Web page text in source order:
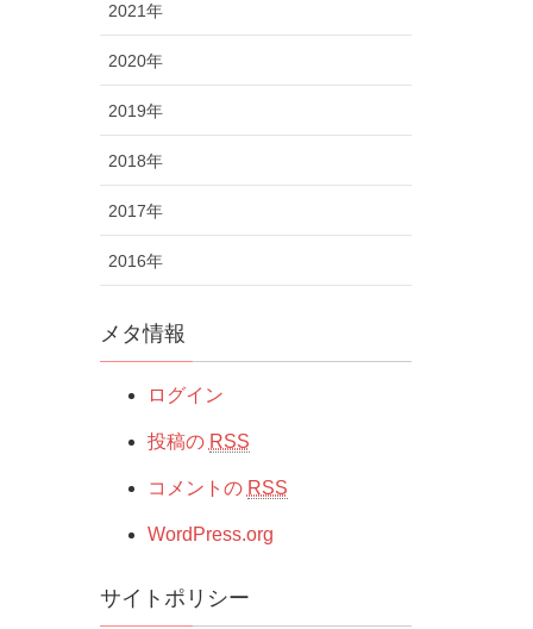
2021年
2020年
2019年
2018年
2017年
2016年
メタ情報
ログイン
投稿の RSS
コメントの RSS
WordPress.org
サイトポリシー